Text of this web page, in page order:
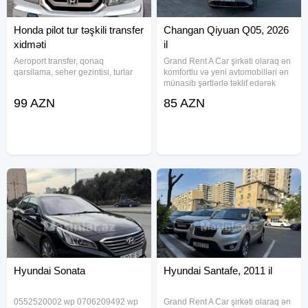
Honda pilot tur təşkili transfer
xidməti
Aeroport transfer, qonaq
qarsilama, seher gezintisi, turlar
99 AZN
Changan Qiyuan Q05, 2026
il
Grand Rent A Car şirkəti olaraq ən
komfortlu və yeni avtomobilləri ən
münasib şərtlərlə təklif edərək
təhlükəsiz səyahətlərini təmin
85 AZN
Hyundai Sonata
0552520002 wp 0706209492 wp
Hyundai Santafe, 2011 il
Grand Rent A Car şirkəti olaraq ən